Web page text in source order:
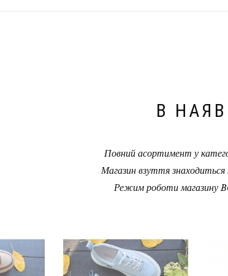
В
Повний асортимент у
Магазин взуття знаходиться
Режим роботи магазину